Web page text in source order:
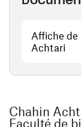
Affiche de
Achtari
Chahin
Faculté de